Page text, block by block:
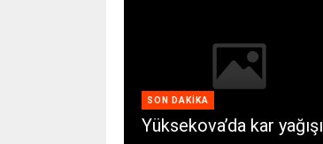
SON DAKIKA
Yüksekova’da kar yağışı